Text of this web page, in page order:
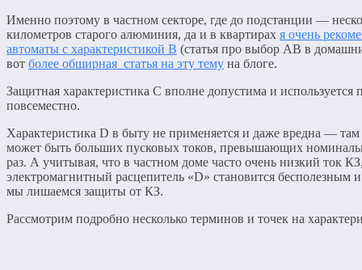
Именно поэтому в частном секторе, где до подстанции —
километров старого алюминия, да и в квартирах я очень
автоматы с характеристикой В (статья про выбор АВ в
вот более обширная статья на эту тему на блоге.
Защитная характеристика С вполне допустима и используется
повсеместно.
Характеристика D в быту не применяется и даже вредна — там
может быть больших пусковых токов, превышающих
раз. А учитывая, что в частном доме часто очень низкий ток
электромагнитный расцепитель «D» становится
мы лишаемся защиты от КЗ.
Рассмотрим подробно несколько терминов и точек на